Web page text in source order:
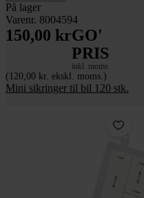
På lager
Varenr. 8004594
150,00 krGO'
PRIS
inkl. moms
(120,00 kr. ekskl. moms.)
Mini sikringer til bil 120 stk.